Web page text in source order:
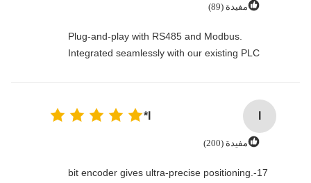
مفيدة (89)
Plug-and-play with RS485 and Modbus.
Integrated seamlessly with our existing PLC
مفيدة (200)
17-bit encoder gives ultra-precise positioning.